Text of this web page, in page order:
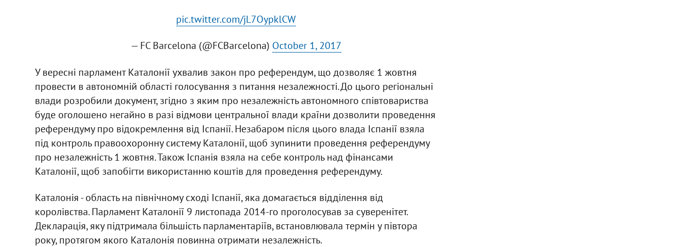
pic.twitter.com/jL7OypklCW
— FC Barcelona (@FCBarcelona) October 1, 2017
У вересні парламент Каталонії ухвалив закон про референдум, що дозволяє 1 жовтня
провести в автономній області голосування з питання незалежності. До цього регіональні
влади розробили документ, згідно з яким про незалежність автономного співтовариства
буде оголошено негайно в разі відмови центральної влади країни дозволити проведення
референдуму про відокремлення від Іспанії. Незабаром після цього влада Іспанії взяла
під контроль правоохоронну систему Каталонії, щоб зупинити проведення референдуму
про незалежність 1 жовтня. Також Іспанія взяла на себе контроль над фінансами
Каталонії, щоб запобігти використанню коштів для проведення референдуму.
Каталонія - область на північному сході Іспанії, яка домагається відділення від
королівства. Парламент Каталонії 9 листопада 2014-го проголосував за суверенітет.
Декларація, яку підтримала більшість парламентаріїв, встановлювала термін у півтора
року, протягом якого Каталонія повинна отримати незалежність.